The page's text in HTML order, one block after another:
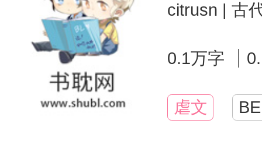
citrusn | 古
0.1万字
虐文 BE